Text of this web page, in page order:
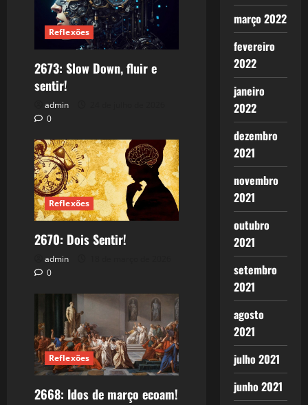
Reflexões
2673: Slow Down, fluir e
sentir!
admin
0
Reflexões
2670: Dois Sentir!
admin
0
Reflexões
2668: Idos de março ecoam!
março 2022
fevereiro
2022
janeiro
2022
dezembro
2021
novembro
2021
outubro
2021
setembro
2021
agosto
2021
julho 2021
junho 2021